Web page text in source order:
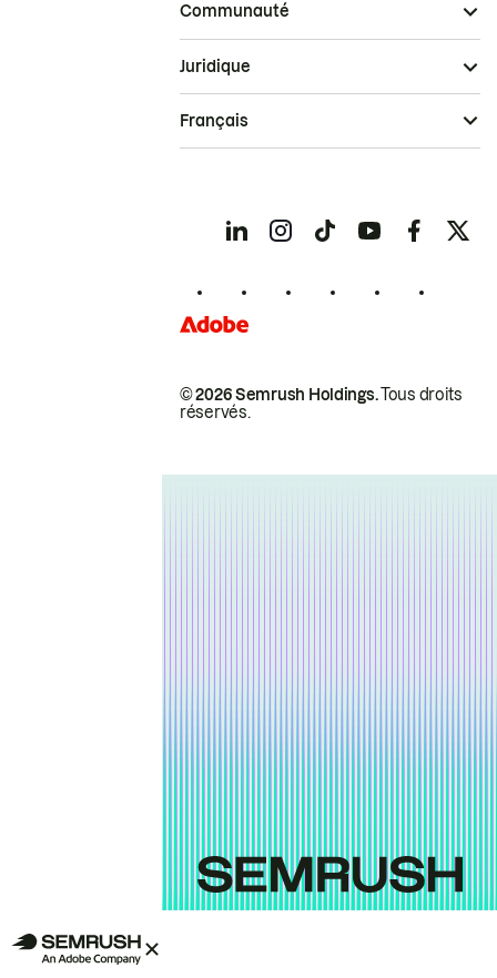
Communauté
© 2026 Semrush Holdings.Tous droits
réservés.
Juridique
Français